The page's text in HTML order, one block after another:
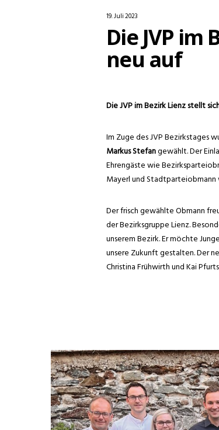
19. Juli 2023
Die JVP im
neu auf
Die JVP im Bezirk Lienz stellt
Im Zuge des JVP Bezirkstages
Markus Stefangewählt. Der
Ehrengäste wie
Mayerl und
Der frisch gewählte Obmann
der Bezirksgruppe Lienz.
unserem Bezirk. Er möchte
unsere Zukunft gestalten. Der
Christina Frühwirth und Kai